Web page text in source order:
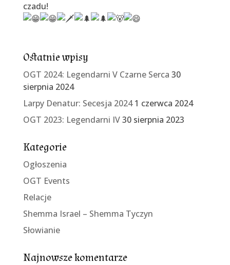
czadu!
Ostatnie wpisy
OGT 2024: Legendarni V Czarne Serca 30
sierpnia 2024
Larpy Denatur: Secesja 2024 1 czerwca 2024
OGT 2023: Legendarni IV30 sierpnia 2023
Kategorie
Ogłoszenia
OGT Events
Relacje
Shemma Israel – Shemma Tyczyn
Słowianie
Najnowsze komentarze